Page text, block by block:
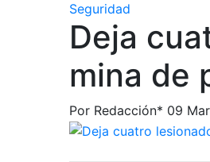
Seguridad
Deja
mina de
Por Redacción* 09